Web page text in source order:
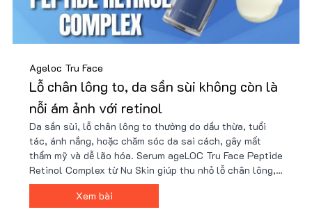
Ageloc Tru Face
Lỗ chân lông to, da sần sùi không còn là
nỗi ám ảnh với retinol
Da sần sùi, lỗ chân lông to thường do dầu thừa, tuổi
tác, ánh nắng, hoặc chăm sóc da sai cách, gây mất
thẩm mỹ và dễ lão hóa. Serum ageLOC Tru Face Peptide
Retinol Complex từ Nu Skin giúp thu nhỏ lỗ chân lông,
cải thiện kết cấu da và tăng độ đàn hồi nhờ công nghệ
peptide và retinol tiên tiến. Nhận ưu đãi từ Nu88 ngay!
Xem bài